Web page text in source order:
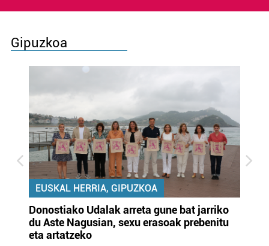
Gipuzkoa
EUSKAL HERRIA, GIPUZKOA
Donostiako Udalak arreta gune bat jarriko
du Aste Nagusian, sexu erasoak prebenitu
eta artatzeko